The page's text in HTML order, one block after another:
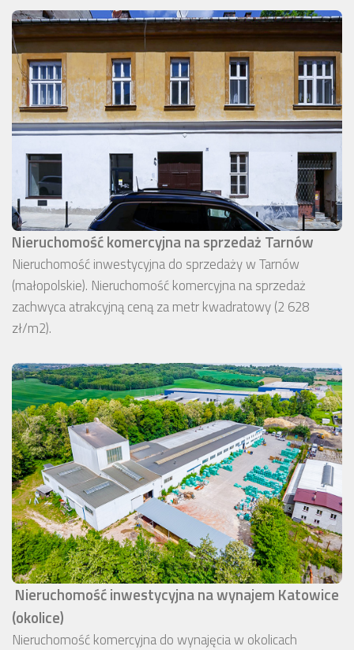
Nieruchomość komercyjna na sprzedaż Tarnów
Nieruchomość inwestycyjna do sprzedaży w Tarnów
(małopolskie). Nieruchomość komercyjna na sprzedaż
zachwyca atrakcyjną ceną za metr kwadratowy (2 628
zł/m2).
Nieruchomość inwestycyjna na wynajem Katowice
(okolice)
Nieruchomość komercyjna do wynajęcia w okolicach